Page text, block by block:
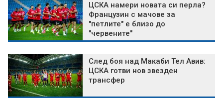
ЦСКА намери новата си перла?
Французин с мачове за
"петлите" е близо до
"червените"
След боя над Макаби Тел Авив:
ЦСКА готви нов звезден
трансфер